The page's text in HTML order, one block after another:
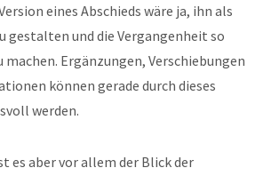
eines Abschieds wäre ja, ihn als
gestalten und die Vergangenheit so
Ergänzungen, Verschiebungen
können gerade durch dieses
werden.
es aber vor allem der Blick der